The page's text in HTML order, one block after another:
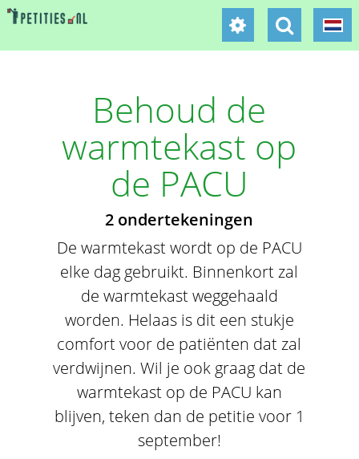
Behoud de
warmtekast op
de PACU
2 ondertekeningen
De warmtekast wordt op de PACU
elke dag gebruikt. Binnenkort zal
de warmtekast weggehaald
worden. Helaas is dit een stukje
comfort voor de patiënten dat zal
verdwijnen. Wil je ook graag dat de
warmtekast op de PACU kan
blijven, teken dan de petitie voor 1
september!